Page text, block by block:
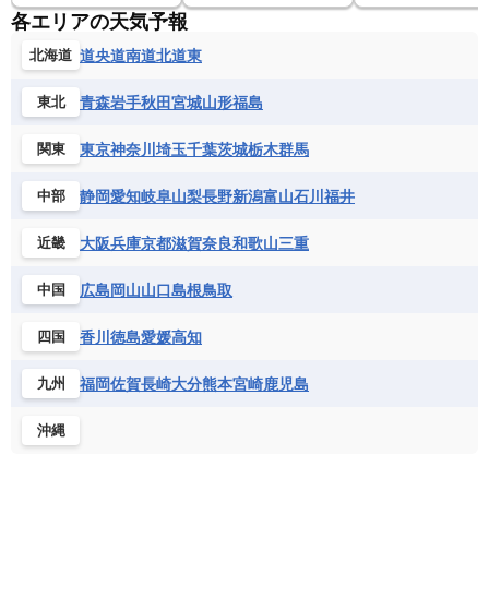
各エリアの天気予報
北海道 道央道南道北道東
東北 青森岩手秋田宮城山形福島
関東 東京神奈川 埼玉千葉茨城栃木群馬
中部 静岡愛知岐阜山梨長野新潟富山石川 福井
近畿 大阪兵庫京都滋賀奈良和歌山三重
中国 広島岡山山口島根鳥取
四国 香川 徳島愛媛高知
九州 福岡佐賀長崎大分熊本宮崎鹿児島
沖縄